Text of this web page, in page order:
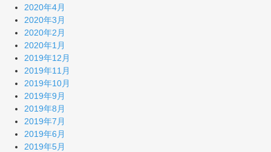
2020年4月
2020年3月
2020年2月
2020年1月
2019年12月
2019年11月
2019年10月
2019年9月
2019年8月
2019年7月
2019年6月
2019年5月